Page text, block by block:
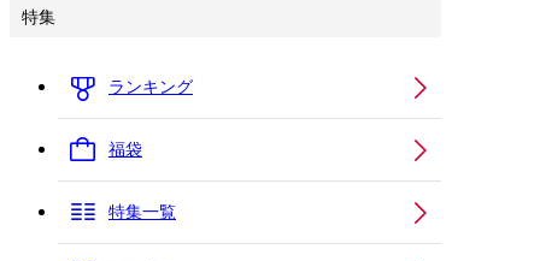
特集
ランキング
福袋
特集一覧